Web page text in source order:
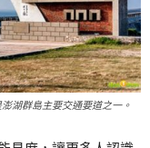
湖群島主要交通要道之一。